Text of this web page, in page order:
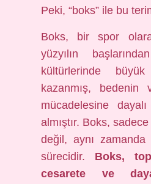
Peki, “boks” ile bu
Boks, bir spor
yüzyılın
kültürlerinde
kazanmış,
mücadelesine
almıştır. Boks,
değil, aynı
sürecidir. Boks,
cesarete ve